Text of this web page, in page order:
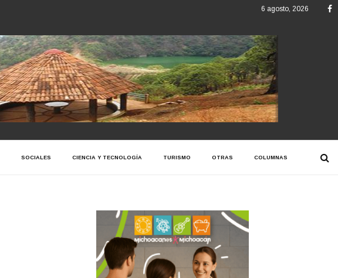
6 agosto, 2026
SOCIALES CIENCIA Y TECNOLOGÍA TURISMO OTRAS COLUMNAS